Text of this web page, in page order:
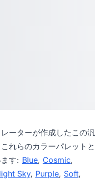
ーターが作成したこの汎
れらのカラーパレットと
す: Blue, Cosmic,
Sky, Purple, Soft,